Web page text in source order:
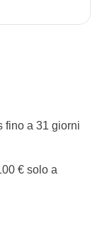
fino a 31 giorni
€ solo a